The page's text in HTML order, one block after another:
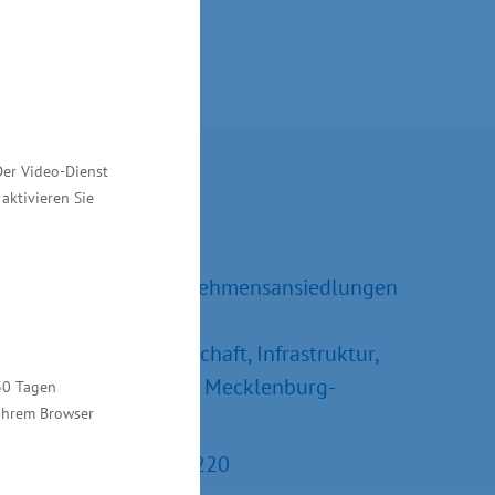
Video-Dienst
Sie
Tagen
Browser
Kontakt
Referatsleiter Unternehmensansiedlungen
Ministerium für Wirtschaft, Infrastruktur,
Tourismus und Arbeit Mecklenburg-
Vorpommern
Tel.: +49 385 588-15220